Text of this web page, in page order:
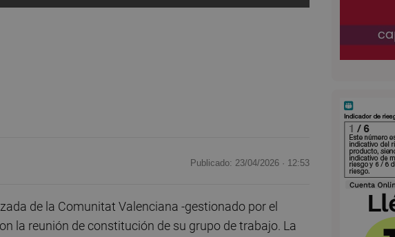
Publicado: 23/04/2026 · 12:53
de la Comunitat Valenciana -gestionado por el
la reunión de constitución de su grupo de trabajo. La